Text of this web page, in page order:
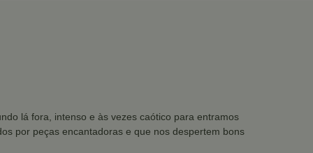
lá fora, intenso e às vezes caótico para entramos
por peças encantadoras e que nos despertem bons